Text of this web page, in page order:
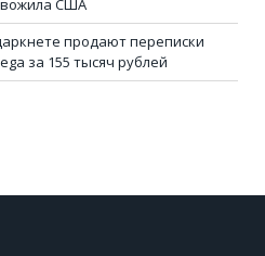
США
продают переписки
за 155 тысяч рублей